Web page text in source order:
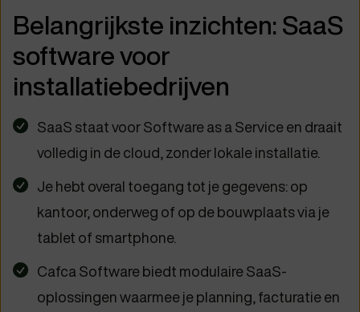
Belangrijkste inzichten: SaaS
software voor
installatiebedrijven
SaaS staat voor Software as a Service en draait
volledig in de cloud, zonder lokale installatie.
Je hebt overal toegang tot je gegevens: op
kantoor, onderweg of op de bouwplaats via je
tablet of smartphone.
Cafca Software biedt modulaire SaaS-
oplossingen waarmee je planning, facturatie en